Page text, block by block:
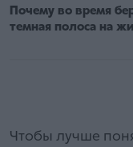
Почему во время
темная полоса на
Чтобы лучше